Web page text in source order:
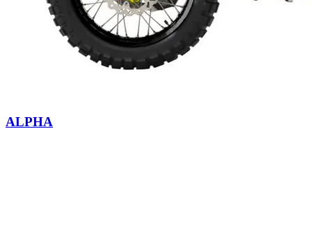
ALPHA